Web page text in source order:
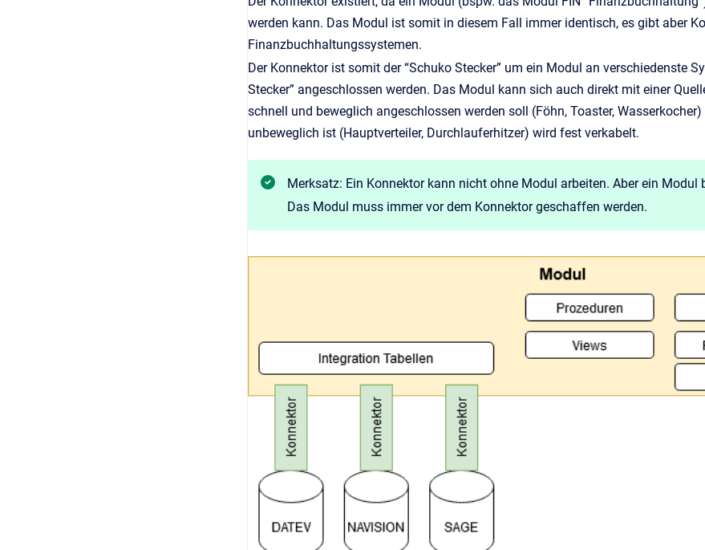
werden kann. Das Modul ist somit in diesem Fall immer identisch, es gibt aber
Finanzbuchhaltungssystemen.
Der Konnektor ist somit der “Schuko Stecker” um ein Modul an verschiedenste
Stecker” angeschlossen werden. Das Modul kann sich auch direkt mit einer
schnell und beweglich angeschlossen werden soll (Föhn, Toaster,
unbeweglich ist (Hauptverteiler, Durchlauferhitzer) wird fest verkabelt.
Merksatz: Ein Konnektor kann nicht ohne Modul arbeiten. Aber ein
Das Modul muss immer vor dem Konnektor geschaffen werden.